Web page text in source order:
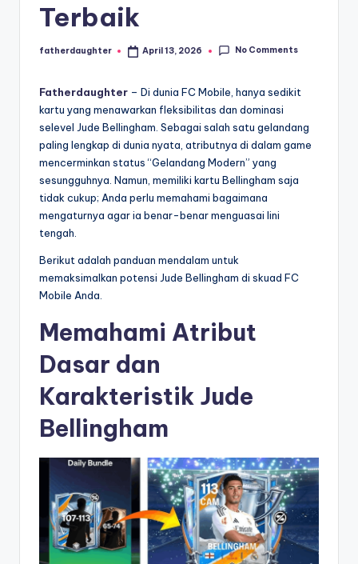
Terbaik
Posted
fatherdaughter April 13, 2026 No Comments
Fatherdaughter – Di dunia FC Mobile, hanya sedikit
kartu yang menawarkan fleksibilitas dan dominasi
selevel Jude Bellingham. Sebagai salah satu gelandang
paling lengkap di dunia nyata, atributnya di dalam game
mencerminkan status “Gelandang Modern” yang
sesungguhnya. Namun, memiliki kartu Bellingham saja
tidak cukup; Anda perlu memahami bagaimana
mengaturnya agar ia benar-benar menguasai lini
tengah.
Berikut adalah panduan mendalam untuk
memaksimalkan potensi Jude Bellingham di skuad FC
Mobile Anda.
Memahami Atribut
Dasar dan
Karakteristik Jude
Bellingham